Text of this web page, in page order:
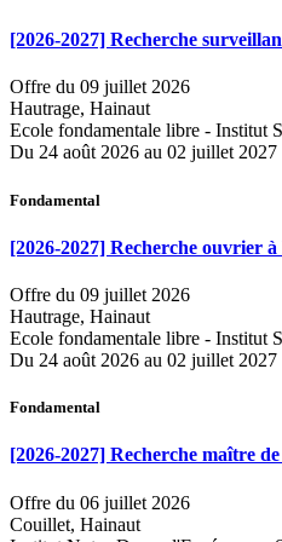
[2026-2027] Recherche
Offre du 09 juillet 2026
Hautrage, Hainaut
Ecole fondamentale libre - Institut
Du 24 août 2026 au 02 juillet 2027
Fondamental
[2026-2027] Recherche ouvrier
Offre du 09 juillet 2026
Hautrage, Hainaut
Ecole fondamentale libre - Institut
Du 24 août 2026 au 02 juillet 2027
Fondamental
[2026-2027] Recherche maître
Offre du 06 juillet 2026
Couillet, Hainaut